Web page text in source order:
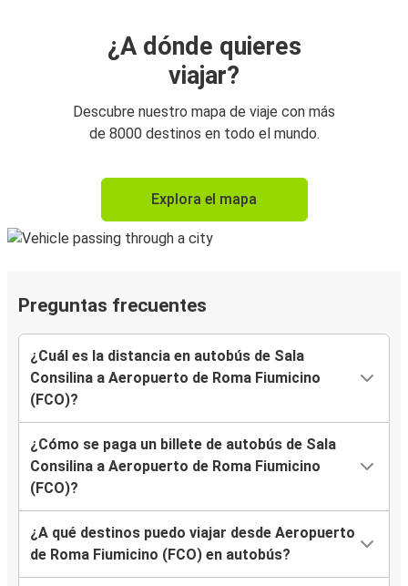
¿A dónde quieres
viajar?
Descubre nuestro mapa de viaje con más
de 8000 destinos en todo el mundo.
Explora el mapa
Preguntas frecuentes
¿Cuál es la distancia en autobús de Sala
Consilina a Aeropuerto de Roma Fiumicino
(FCO)?
¿Cómo se paga un billete de autobús de Sala
Consilina a Aeropuerto de Roma Fiumicino
(FCO)?
¿A qué destinos puedo viajar desde Aeropuerto
de Roma Fiumicino (FCO) en autobús?